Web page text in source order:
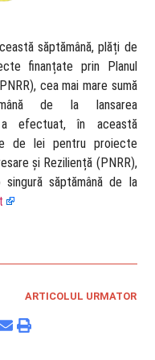
săptămână, plăți de
finanțate prin Planul
cea mai mare sumă
de la lansarea
a efectuat, în această
de lei pentru proiecte
și Reziliență (PNRR),
săptămână de la
ARTICOLUL URMATOR